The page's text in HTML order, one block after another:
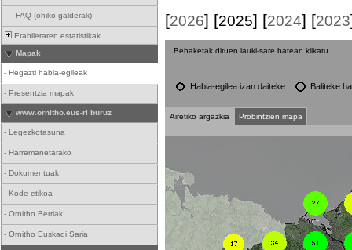
- FAQ (ohiko galderak)
Erabileraren estatistikak
Mapak
- Hegazti habia-egileak
- Presentzia mapak
www.ornitho.eus-ri buruz
- Legezkotasuna
- Harremanetarako
- Dokumentuak
- Kode etikoa
- Ornitho Berriak
- Ornitho Euskadi Saria
[2026] [2025] [2024] [2023
Behaketak dituen lauki-sare batean klikatu
Habia-egilea izan daiteke Baliteke
Airetiko argazkia Probintzien mapa